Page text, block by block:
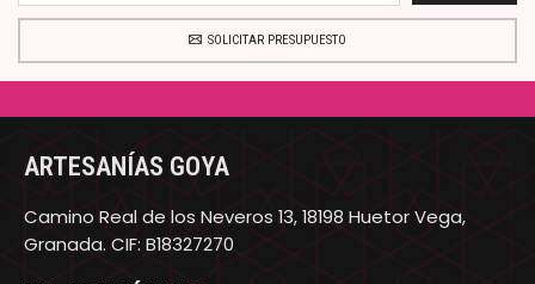
SOLICITAR PRESUPUESTO
ARTESANÍAS GOYA
Camino Real de los Neveros 13, 18198 Huetor Vega,
Granada. CIF: B18327270